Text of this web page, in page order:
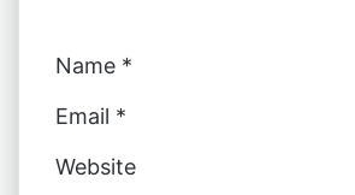
Name *
Email *
Website